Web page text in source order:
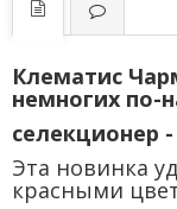
Клематис
немногих по-
селекционер
Эта новинка
красными